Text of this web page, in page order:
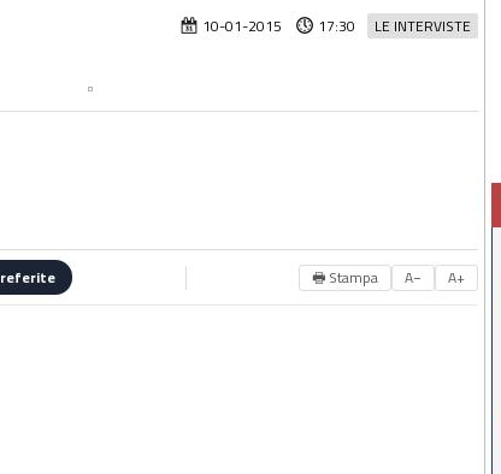
LE INTERVISTE
10-01-2015 17:30
🖶 Stampa A− A+